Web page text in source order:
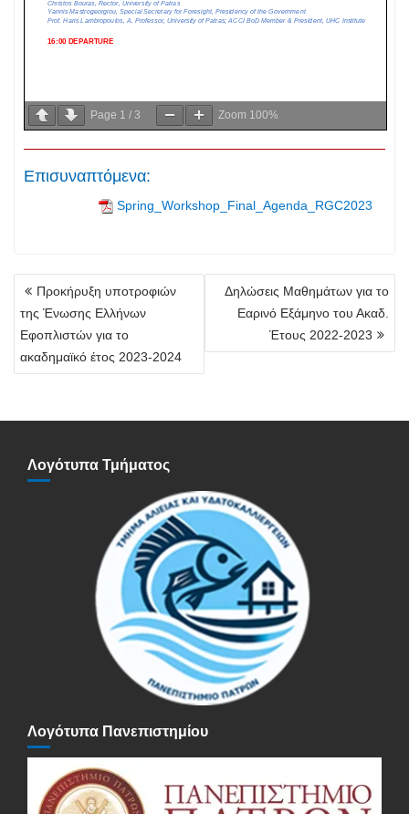
Page 1 / 3 Zoom 100%
Επισυναπτόμενα:
Spring_Workshop_Final_Agenda_RGC2023
Πλοήγηση
άρθρων
Προκήρυξη υποτροφιών
της Ένωσης Ελλήνων
Εφοπλιστών για το
ακαδημαϊκό έτος 2023-2024
Δηλώσεις Μαθημάτων για το
Εαρινό Εξάμηνο του Ακαδ.
Έτους 2022-2023
Λογότυπα Τμήματος
Λογότυπα Πανεπιστημίου